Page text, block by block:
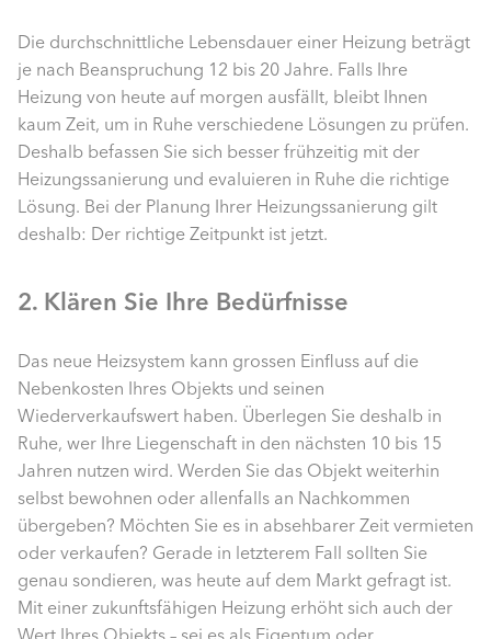
Die durchschnittliche Lebensdauer einer Heizung beträgt
je nach Beanspruchung 12 bis 20 Jahre. Falls Ihre
Heizung von heute auf morgen ausfällt, bleibt Ihnen
kaum Zeit, um in Ruhe verschiedene Lösungen zu prüfen.
Deshalb befassen Sie sich besser frühzeitig mit der
Heizungssanierung und evaluieren in Ruhe die richtige
Lösung. Bei der Planung Ihrer Heizungssanierung gilt
deshalb: Der richtige Zeitpunkt ist jetzt.
2. Klären Sie Ihre Bedürfnisse
Das neue Heizsystem kann grossen Einfluss auf die
Nebenkosten Ihres Objekts und seinen
Wiederverkaufswert haben. Überlegen Sie deshalb in
Ruhe, wer Ihre Liegenschaft in den nächsten 10 bis 15
Jahren nutzen wird. Werden Sie das Objekt weiterhin
selbst bewohnen oder allenfalls an Nachkommen
übergeben? Möchten Sie es in absehbarer Zeit vermieten
oder verkaufen? Gerade in letzterem Fall sollten Sie
genau sondieren, was heute auf dem Markt gefragt ist.
Mit einer zukunftsfähigen Heizung erhöht sich auch der